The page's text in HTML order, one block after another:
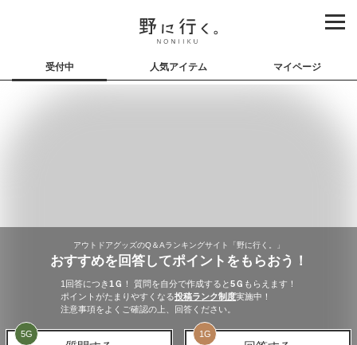
受付中 人気アイテム マイページ
アウトドアグッズのQ＆Aランキングサイト「野に行く。」
おすすめを回答してポイントをもらおう！
1回答につき1 Ｇ ！ 質問を自分で作成すると5Ｇ もらえます！
ポイントがたまりやすくなる投稿ランク制度実施中！
注意事項をよくご確認の上、回答ください。
5G 1G